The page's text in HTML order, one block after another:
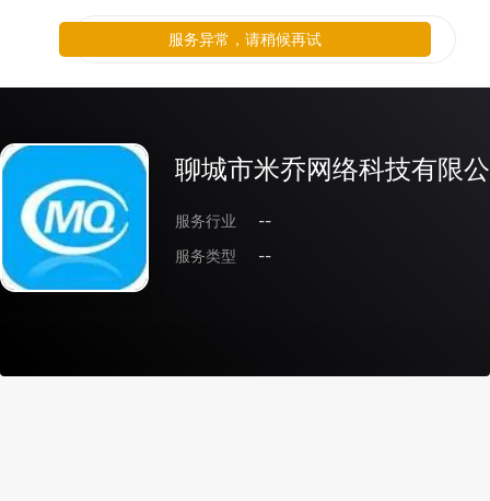
聊城市米乔网络科技有限
服务行业
--
服务类型
--
服务异常，请稍候再试